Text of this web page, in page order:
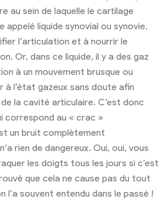
au sein de laquelle le cartilage
appelé liquide synovial ou synovie.
l’articulation et à nourrir le
Or, dans ce liquide, il y a des gaz
à un mouvement brusque ou
l’état gazeux sans doute afin
la cavité articulaire. C’est donc
correspond au « crac »
un bruit complètement
rien de dangereux. Oui, oui, vous
les doigts tous les jours si c’est
que cela ne cause pas du tout
l’a souvent entendu dans le passé !